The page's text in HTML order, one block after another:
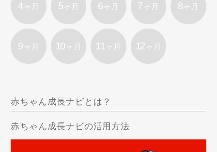
4 ヶ月 5 ヶ月 6 ヶ月 7 ヶ月 8 ヶ月
9 ヶ月 10 ヶ月 11 ヶ月 12 ヶ月
赤ちゃん成長ナビとは？
赤ちゃん成長ナビの活用方法